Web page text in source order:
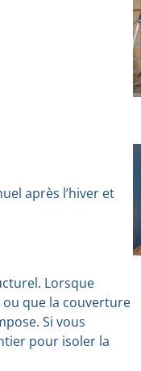
après l’hiver et
Lorsque
ou que la couverture
Si vous
pour isoler la